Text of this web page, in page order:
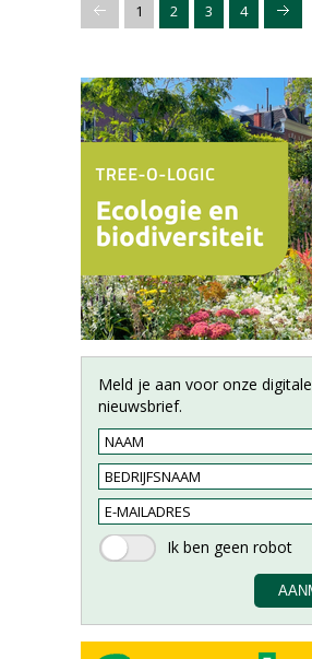
1 2 3 4
Meld je aan voor onze digitale
nieuwsbrief.